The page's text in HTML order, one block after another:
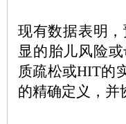
现有数据表明
显的胎儿风险
质疏松或HIT的
的精确定义，并